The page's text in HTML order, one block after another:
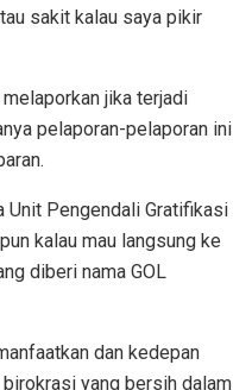
sakit kalau saya pikir
jika terjadi
pelaporan-pelaporan ini
Unit Pengendali Gratifikasi
kalau mau langsung ke
diberi nama GOL
dan kedepan
yang bersih dalam